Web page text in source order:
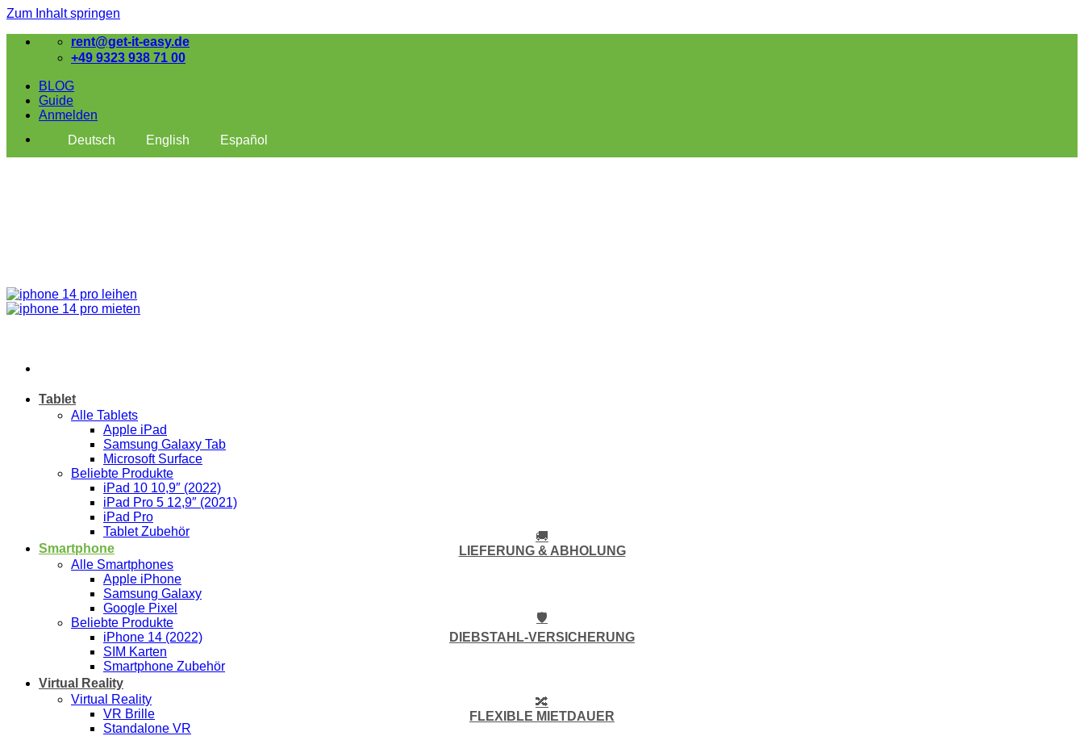
Zum Inhalt springen
rent@get-it-easy.de
+49 9323 938 71 00
BLOG
Guide
Anmelden
Deutsch
English Español
Tablet
Alle Tablets
Apple iPad
Samsung Galaxy Tab
Microsoft Surface
Beliebte Produkte
iPad 10 10,9″ (2022)
iPad Pro 5 12,9″ (2021)
iPad Pro
Tablet Zubehör
Smartphone
Alle Smartphones
Apple iPhone
Samsung Galaxy
Google Pixel
Beliebte Produkte
iPhone 14 (2022)
SIM Karten
Smartphone Zubehör
Virtual Reality
Virtual Reality
VR Brille
Standalone VR
🚚
LIEFERUNG & ABHOLUNG
🛡️
DIEBSTAHL-VERSICHERUNG
🔀
FLEXIBLE MIETDAUER